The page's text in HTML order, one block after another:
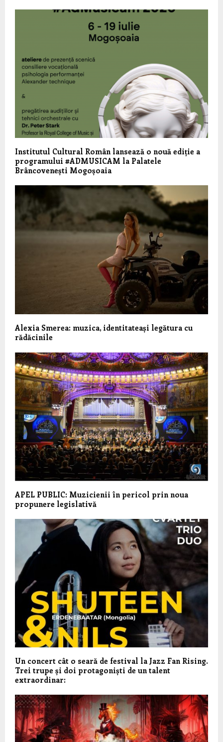
Institutul Cultural Român lansează o nouă ediție a
programului #ADMUSICAM la Palatele
Brâncovenești Mogoșoaia
Alexia Smerea: muzica, identitateași legătura cu
rădăcinile
APEL PUBLIC: Muzicienii în pericol prin noua
propunere legislativă
Un concert cât o seară de festival la Jazz Fan Rising.
Trei trupe și doi protagoniști de un talent
extraordinar: